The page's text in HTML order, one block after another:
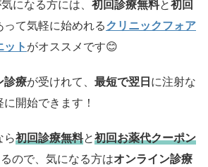
になる方には、 初回診療無料と初回
って気軽に始めれるクリニックフォア
トがオススメです😊
診療が受けれて、 最短で翌日に注射な
開始できます！
ら初回診療無料と初回お薬代クーポン
ので、気になる方はオンライン診療